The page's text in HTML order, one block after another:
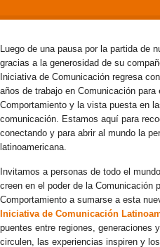
Luego de una pausa por la partida de
gracias a la generosidad de su
Iniciativa de Comunicación regresa
años de trabajo en Comunicación
Comportamiento y la vista puesta en
comunicación. Estamos aquí para
conectando y para abrir al mundo la
latinoamericana.
Invitamos a personas de todo el
creen en el poder de la Comunicación
Comportamiento a sumarse a esta
Iniciativa de Comunicación
puentes entre regiones, generaciones
circulen, las experiencias inspiren y